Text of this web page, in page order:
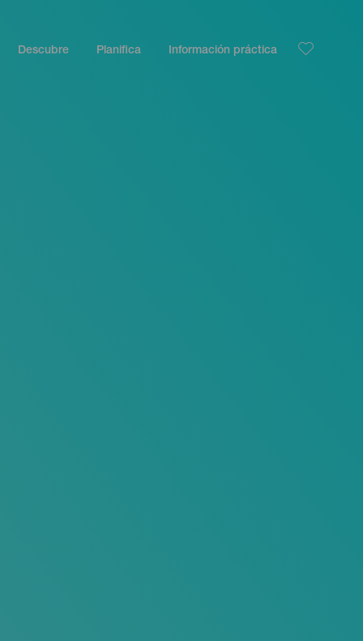
Descubre Planifica Información práctica